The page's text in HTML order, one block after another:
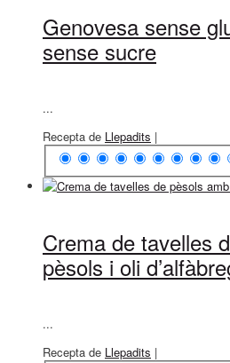
Genovesa sense
sense sucre
...
Recepta de Llepadits |
Crema de tavelles
pèsols i oli
...
Recepta de Llepadits |